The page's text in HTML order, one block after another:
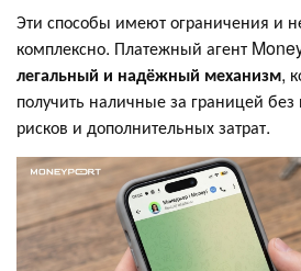
Эти способы имеют ограничения и
комплексно. Платежный агент
легальный и надёжный механизм,
получить наличные за границей
рисков и дополнительных затрат.